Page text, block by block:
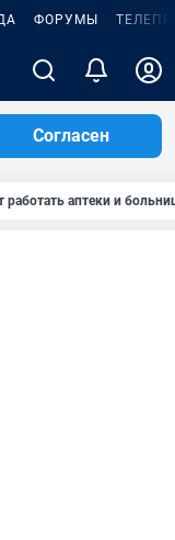
ФОРУМЫ
Согласен
работать аптеки и